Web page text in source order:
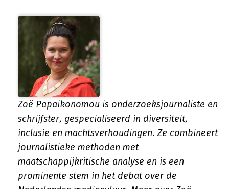
Zoë Papaikonomou is onderzoeksjournaliste en
schrijfster, gespecialiseerd in diversiteit,
inclusie en machtsverhoudingen. Ze combineert
journalistieke methoden met
maatschappijkritische analyse en is een
prominente stem in het debat over de